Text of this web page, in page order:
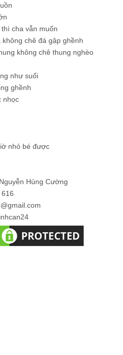
cha vẫn muốn
không chê đá gập ghềnh
không chê thung nghèo
như suối
ghềnh
nhọc
nhỏ bé được
Hùng Cường